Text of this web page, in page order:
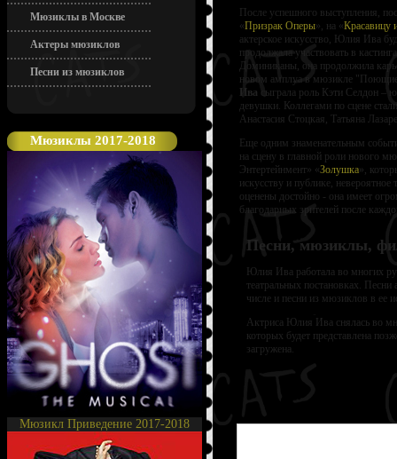
Мюзиклы в Москве
Актеры мюзиклов
Песни из мюзиклов
Мюзиклы 2017-2018
Мюзикл Приведение 2017-2018
После успешного выступления,
«Призрак Оперы», на «Красавицу
актерское искусство, Юлия Ива
продолжала участвовать в
Доминиканы, она продолжила
новом амплуа в мюзикле
Ива сыграла роль Кэти Селдон –
девушки. Коллегами по сцене
Анастасия Стоцкая, Татьяна
Еще одним знаменательным
на сцену в главной роли нового
Энтертейнмент» «Золушка»,
искусству и публике,
оценены достойно - она имеет
благодарных зрителей после
Песни, мюзиклы,
Юлия Ива работала во многих
театральных постановках.
числе и песни из мюзиклов в ее
Актриса Юлия Ива снялась во
которых будет представлена
загружена.